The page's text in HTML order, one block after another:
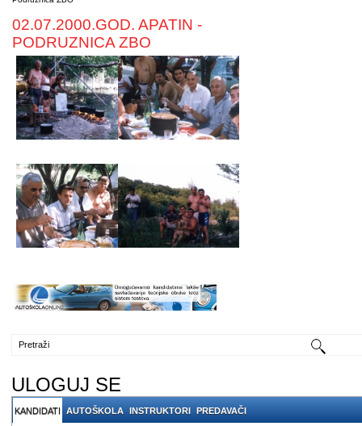
02.07.2000.GOD. APATIN -
PODRUZNICA ZBO
ULOGUJ SE
KANDIDATI AUTOŠKOLA INSTRUKTORI PREDAVAČI